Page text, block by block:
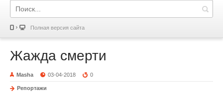
Полная версия сайта
Жажда смерти
Masha 03-04-2018 0
Репортажи